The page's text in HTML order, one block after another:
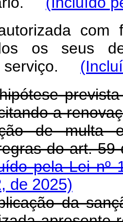
com
os seus
serviço.
a
de multa
do art. 59
pela Lei nº
de 2025)
da